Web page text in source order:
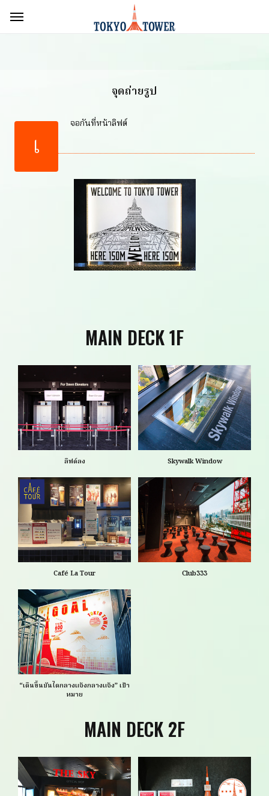
จุดถ่ายรูป
เ
จอกันที่หน้าลิฟต์
MAIN DECK 1F
ลิฟต์ลง Skywalk Window
Café La Tour Club333
“เดินขึ้นบันไดกลางแจ้งกลางแจ้ง” เป้า
หมาย
MAIN DECK 2F